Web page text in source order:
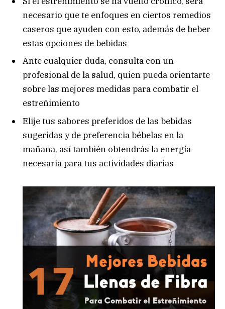
necesario que te enfoques en ciertos remedios
caseros que ayuden con esto, además de beber
estas opciones de bebidas
Ante cualquier duda, consulta con un
profesional de la salud, quien pueda orientarte
sobre las mejores medidas para combatir el
estreñimiento
Elije tus sabores preferidos de las bebidas
sugeridas y de preferencia bébelas en la
mañana, así también obtendrás la energía
necesaria para tus actividades diarias